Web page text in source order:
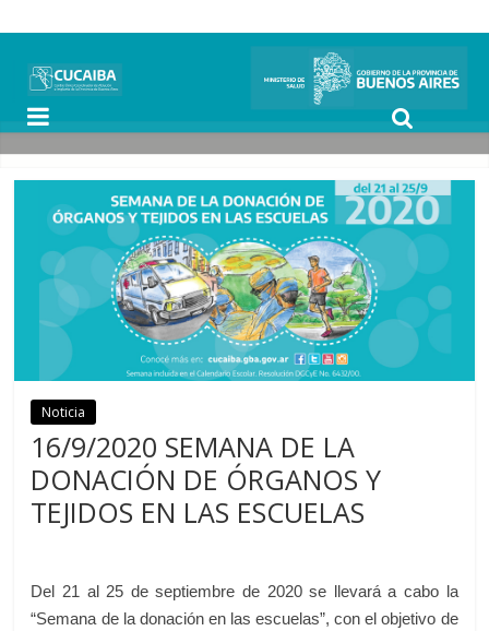
Noticia
16/9/2020 SEMANA DE LA
DONACIÓN DE ÓRGANOS Y
TEJIDOS EN LAS ESCUELAS
Del 21 al 25 de septiembre de 2020 se llevará a cabo la
“Semana de la donación en las escuelas”, con el objetivo de